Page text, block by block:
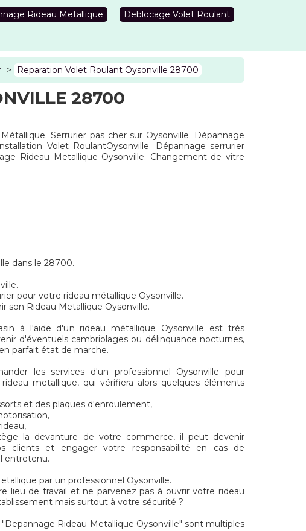
Rideau Metallique Deblocage Volet Roulant
> Reparation Volet Roulant Oysonville 28700
28700
Serrurier pas cher sur Oysonville. Dépannage
Volet RoulantOysonville. Dépannage serrurier
Rideau Metallique Oysonville. Changement de vitre
dans le 28700.
pour votre rideau métallique Oysonville.
son Rideau Metallique Oysonville.
à l'aide d'un rideau métallique Oysonville est très
d'éventuels cambriolages ou délinquance nocturnes,
parfait état de marche.
les services d'un professionnel Oysonville pour
metallique, qui vérifiera alors quelques éléments
et des plaques d'enroulement,
la devanture de votre commerce, il peut devenir
clients et engager votre responsabilité en cas de
entretenu.
par un professionnel Oysonville.
lieu de travail et ne parvenez pas à ouvrir votre rideau
mais surtout à votre sécurité ?
Rideau Metallique Oysonville" sont multiples